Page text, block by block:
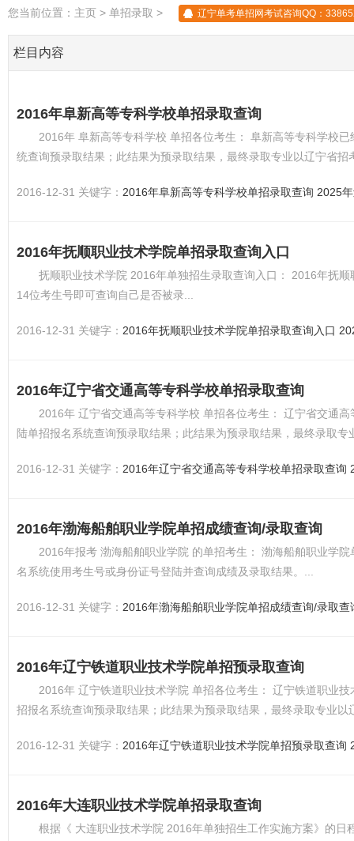
您当前位置： 主页 > 单招录取 > 辽宁单考单招网考试咨询QQ：
栏目内容
2016年阜新高等专科学校单招录取查询
2016年 阜新高等专科学校 单招各位考生： 阜新高等专科学校
统查询预录取结果；此结果为预录取结果，最终录取专业以辽宁省
2016-12-31 关键字： 2016年阜新高等专科学校单招录取查询 2025
2016年抚顺职业技术学院单招录取查询入口
抚顺职业技术学院 2016年单独招生录取查询入口： 2016年抚
14位考生号即可查询自己是否被录...
2016-12-31 关键字： 2016年抚顺职业技术学院单招录取查询入口
2016年辽宁省交通高等专科学校单招录取查询
2016年 辽宁省交通高等专科学校 单招各位考生： 辽宁省交通
陆单招报名系统查询预录取结果；此结果为预录取结果，最终录取
2016-12-31 关键字： 2016年辽宁省交通高等专科学校单招录取查询
2016年渤海船舶职业学院单招成绩查询/录取查询
2016年报考 渤海船舶职业学院 的单招考生： 渤海船舶职业学
名系统使用考生号或身份证号登陆并查询成绩及录取结果。...
2016-12-31 关键字： 2016年渤海船舶职业学院单招成绩查询/录取查
2016年辽宁铁道职业技术学院单招预录取查询
2016年 辽宁铁道职业技术学院 单招各位考生： 辽宁铁道职业
招报名系统查询预录取结果；此结果为预录取结果，最终录取专业
2016-12-31 关键字： 2016年辽宁铁道职业技术学院单招预录取查询
2016年大连职业技术学院单招录取查询
根据《 大连职业技术学院 2016年单独招生工作实施方案》的